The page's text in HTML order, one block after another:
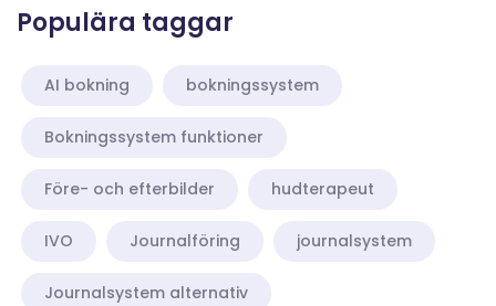
Populära taggar
AI bokning bokningssystem
Bokningssystem funktioner
Före- och efterbilder hudterapeut
IVO Journalföring journalsystem
Journalsystem alternativ